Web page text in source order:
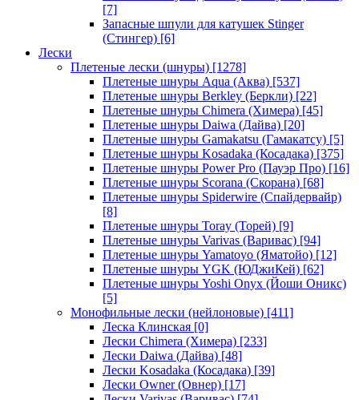
[7]
Запасные шпули для катушек Stinger
(Стингер) [6]
Лески
Плетеные лески (шнуры) [1278]
Плетеные шнуры Aqua (Аква) [537]
Плетеные шнуры Berkley (Беркли) [22]
Плетеные шнуры Chimera (Химера) [45]
Плетеные шнуры Daiwa (Дайва) [20]
Плетеные шнуры Gamakatsu (Гамакатсу) [5]
Плетеные шнуры Kosadaka (Косадака) [375]
Плетеные шнуры Power Pro (Пауэр Про) [16]
Плетеные шнуры Scorana (Скорана) [68]
Плетеные шнуры Spiderwire (Спайдервайр)
[8]
Плетеные шнуры Toray (Торей) [9]
Плетеные шнуры Varivas (Варивас) [94]
Плетеные шнуры Yamatoyo (Яматойо) [12]
Плетеные шнуры YGK (ЮДжиКей) [62]
Плетеные шнуры Yoshi Onyx (Йоши Оникс)
[5]
Монофильные лески (нейлоновые) [411]
Леска Клинская [0]
Лески Chimera (Химера) [233]
Лески Daiwa (Дайва) [48]
Лески Kosadaka (Косадака) [39]
Лески Owner (Овнер) [17]